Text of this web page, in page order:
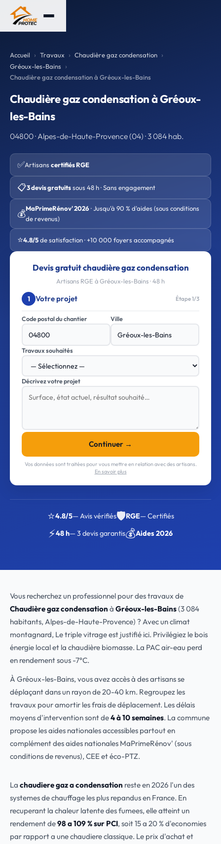
Accueil Travaux
Chaudière gaz condensation
Gréoux-les-Bains
Chaudière gaz condensation à Gréoux-les-Bains
Chaudière gaz condensation à Gréoux-
les-Bains
04800 · Alpes-de-Haute-Provence (04) · 3 084 hab.
✅Artisans certifiés RGE
📋3 devis gratuitssous 48 h · Sans engagement
💰MaPrimeRénov' 2026· Jusqu'à 90 % d'aides (sous conditions
de revenus)
⭐4.8/5de satisfaction · +10 000 foyers accompagnés
Devis gratuit chaudière gaz condensation
Artisans RGE à Gréoux-les-Bains · 48 h
1 Votre projet Étape 1/3
Code postal du chantier Ville
Travaux souhaités
Décrivez votre projet
Continuer →
Vos données sont traitées pour vous mettre en relation avec des artisans.
En savoir plus
⭐4.8/5— Avis vérifiés🛡️RGE— Certifiés
⚡48 h— 3 devis garantis💰Aides 2026
Vous recherchez un professionnel pour des travaux de
Chaudière gaz condensation à Gréoux-les-Bains(3 084
habitants, Alpes-de-Haute-Provence) ? Avec un climat
montagnard, Le triple vitrage est justifié ici. Privilégiez le bois
énergie local et la chaudière biomasse. La PAC air-eau perd
en rendement sous -7°C.
À Gréoux-les-Bains, vous avez accès à des artisans se
déplaçant dans un rayon de 20-40 km. Regroupez les
travaux pour amortir les frais de déplacement. Les délais
moyens d'intervention sont de4 à 10 semaines. La commune
propose les aides nationales accessibles partout en
complément des aides nationales MaPrimeRénov' (sous
conditions de revenus), CEE et éco-PTZ.
La chaudiere gaz a condensation reste en 2026 l'un des
systemes de chauffage les plus repandus en France. En
recuperant la chaleur latente des fumees, elle atteint un
rendement de98 a 109 % sur PCI, soit 15 a 20 % d'economies
par rapport a une chaudiere classique. Le prix d'achat et